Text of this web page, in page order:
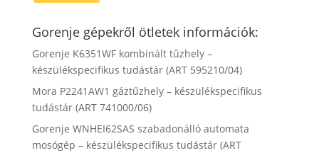
Gorenje gépekről ötletek információk:
Gorenje K6351WF kombinált tűzhely –
készülékspecifikus tudástár (ART 595210/04)
Mora P2241AW1 gáztűzhely – készülékspecifikus
tudástár (ART 741000/06)
Gorenje WNHEI62SAS szabadonálló automata
mosógép – készülékspecifikus tudástár (ART